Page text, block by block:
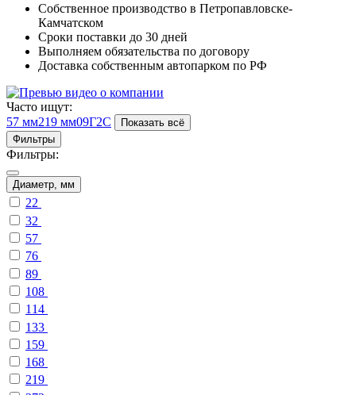
Собственное производство в Петропавловске-
Камчатском
Сроки поставки до 30 дней
Выполняем обязательства по договору
Доставка собственным автопарком по РФ
Часто ищут:
57 мм219 мм09Г2С
Показать всё
Фильтры
Фильтры:
Диаметр, мм
22
32
57
76
89
108
114
133
159
168
219